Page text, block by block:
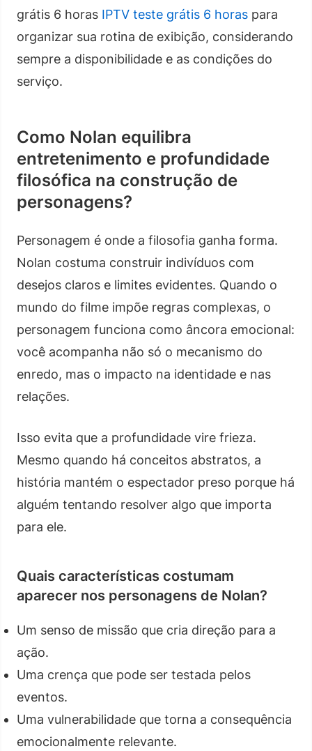
grátis 6 horas IPTV teste grátis 6 horas para
organizar sua rotina de exibição, considerando
sempre a disponibilidade e as condições do
serviço.
Como Nolan equilibra
entretenimento e profundidade
filosófica na construção de
personagens?
Personagem é onde a filosofia ganha forma.
Nolan costuma construir indivíduos com
desejos claros e limites evidentes. Quando o
mundo do filme impõe regras complexas, o
personagem funciona como âncora emocional:
você acompanha não só o mecanismo do
enredo, mas o impacto na identidade e nas
relações.
Isso evita que a profundidade vire frieza.
Mesmo quando há conceitos abstratos, a
história mantém o espectador preso porque há
alguém tentando resolver algo que importa
para ele.
Quais características costumam
aparecer nos personagens de Nolan?
Um senso de missão que cria direção para a
ação.
Uma crença que pode ser testada pelos
eventos.
Uma vulnerabilidade que torna a consequência
emocionalmente relevante.